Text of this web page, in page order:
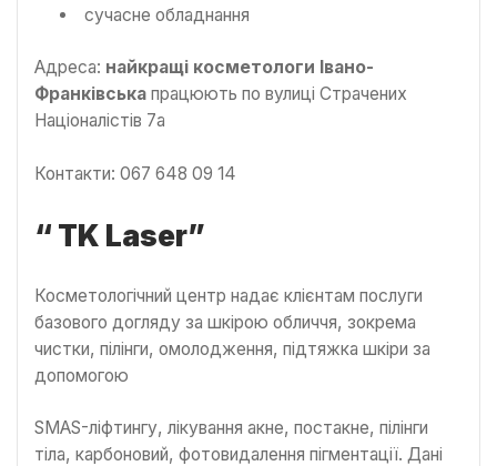
сучасне обладнання
Адреса: найкращі косметологи Івано-
Франківська працюють по вулиці Страчених
Націоналістів 7а
Контакти: 067 648 09 14
“ TK Laser”
Косметологічний центр надає клієнтам послуги
базового догляду за шкірою обличчя, зокрема
чистки, пілінги, омолодження, підтяжка шкіри за
допомогою
SMAS-ліфтингу, лікування акне, постакне, пілінги
тіла, карбоновий, фотовидалення пігментації. Дані